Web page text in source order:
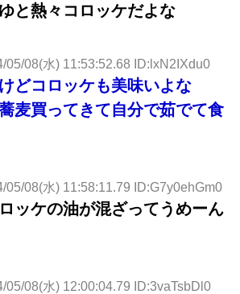
と熱々コロッケだよな
05/08(水) 11:53:52.68 ID:lxN2IXdu0
どコロッケも美味いよな
麦買ってきて自分で茹でて食
05/08(水) 11:58:11.79 ID:G7y0ehGm0
ッケの油が混ざってうめーん
05/08(水) 12:00:04.79 ID:3vaTsbDl0